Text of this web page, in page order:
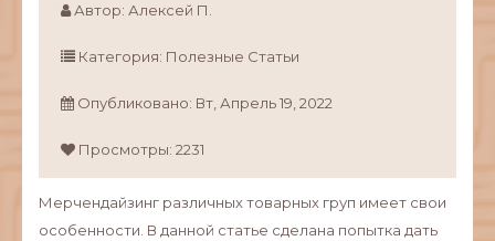
Автор: Алексей П.
Категория: Полезные Статьи
Опубликовано: Вт,Апрель19,2022
Просмотры: 2231
Мерчендайзинг различных товарных груп имеет свои
особенности. В данной статье сделана попытка дать